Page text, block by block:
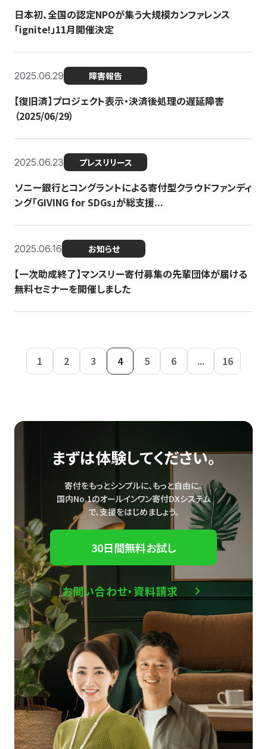
日本初、全国の認定NPOが集う大規模カンファレンス
「ignite!」11月開催決定
2025.06.29 障害報告
【復旧済】プロジェクト表示・決済後処理の遅延障害
（2025/06/29）
2025.06.23 プレスリリース
ソニー銀行とコングラントによる寄付型クラウドファンディ
ング「GIVING for SDGs」が総支援...
2025.06.16 お知らせ
【一次助成終了】マンスリー寄付募集の先輩団体が届ける
無料セミナーを開催しました
1 2 3 4 5 6 ... 16
まずは体験してください。
寄付をもっとシンプルに、もっと自由に。
国内No.1のオールインワン寄付DXシステム
で、支援をはじめましょう。
30日間無料お試し
お問い合わせ・資料請求